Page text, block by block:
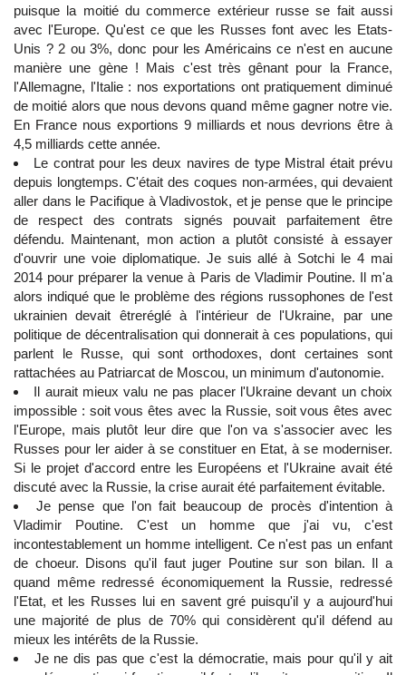
puisque la moitié du commerce extérieur russe se fait aussi
avec l'Europe. Qu'est ce que les Russes font avec les Etats-
Unis ? 2 ou 3%, donc pour les Américains ce n'est en aucune
manière une gène ! Mais c'est très gênant pour la France,
l'Allemagne, l'Italie : nos exportations ont pratiquement diminué
de moitié alors que nous devons quand même gagner notre vie.
En France nous exportions 9 milliards et nous devrions être à
4,5 milliards cette année.
Le contrat pour les deux navires de type Mistral était prévu
depuis longtemps. C'était des coques non-armées, qui devaient
aller dans le Pacifique à Vladivostok, et je pense que le principe
de respect des contrats signés pouvait parfaitement être
défendu. Maintenant, mon action a plutôt consisté à essayer
d'ouvrir une voie diplomatique. Je suis allé à Sotchi le 4 mai
2014 pour préparer la venue à Paris de Vladimir Poutine. Il m'a
alors indiqué que le problème des régions russophones de l'est
ukrainien devait êtreréglé à l'intérieur de l'Ukraine, par une
politique de décentralisation qui donnerait à ces populations, qui
parlent le Russe, qui sont orthodoxes, dont certaines sont
rattachées au Patriarcat de Moscou, un minimum d'autonomie.
Il aurait mieux valu ne pas placer l'Ukraine devant un choix
impossible : soit vous êtes avec la Russie, soit vous êtes avec
l'Europe, mais plutôt leur dire que l'on va s'associer avec les
Russes pour ler aider à se constituer en Etat, à se moderniser.
Si le projet d'accord entre les Européens et l'Ukraine avait été
discuté avec la Russie, la crise aurait été parfaitement évitable.
Je pense que l'on fait beaucoup de procès d'intention à
Vladimir Poutine. C'est un homme que j'ai vu, c'est
incontestablement un homme intelligent. Ce n'est pas un enfant
de choeur. Disons qu'il faut juger Poutine sur son bilan. Il a
quand même redressé économiquement la Russie, redressé
l'Etat, et les Russes lui en savent gré puisqu'il y a aujourd'hui
une majorité de plus de 70% qui considèrent qu'il défend au
mieux les intérêts de la Russie.
Je ne dis pas que c'est la démocratie, mais pour qu'il y ait